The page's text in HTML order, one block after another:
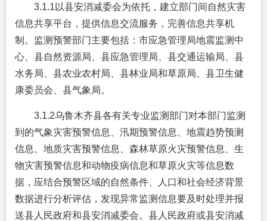
3.1.1 以县安消减委会为依托，建立部门间自然灾害
信息共享平台，提供信息交流服务，完善信息共享机
制。监测预警部门主要包括：市应急管理局地震监测中
心、县自然资源局、县应急管理局、县交通运输局、县
水务局、县农业农村局、县林业局和草原局、县卫生健
康委员会、县气象局。
3.1.2乌鲁木齐县各有关专业监测部门对本部门监测
到的气象灾害预警信息、汛期预警信息、地震趋势预测
信息、地质灾害预警信息、森林草原火灾预警信息、生
物灾害预警信息和动物疫病信息和草原火灾等信息数
据，应结合预警区域的自然条件、人口和社会经济背景
数据进行分析评估，发现异常监测信息要及时处理并报
送县人民政府和县安消减委会。县人民政府或县安消减